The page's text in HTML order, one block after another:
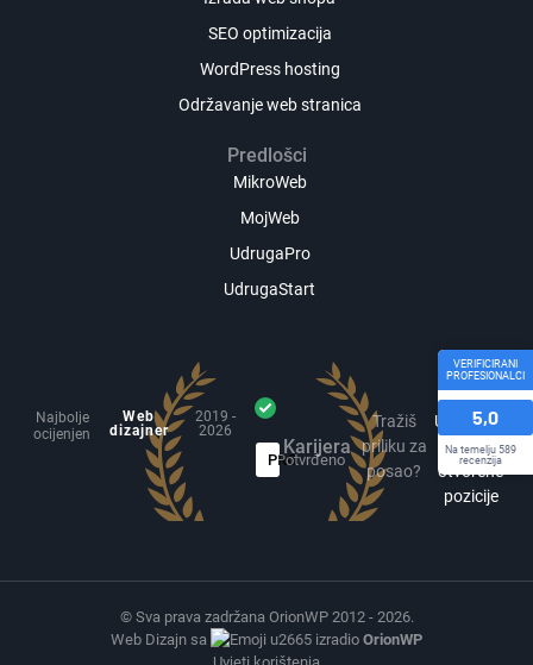
SEO optimizacija
WordPress hosting
Održavanje web stranica
Predlošci
MikroWeb
MojWeb
UdrugaPro
UdrugaStart
Najbolje
ocijenjen
Web
dizajner
2019 -
2026
PRO
Potvrđeno
Karijera
Tražiš
priliku za
posao?
Uskoro će
biti
otvorene
pozicije
© Sva prava zadržana OrionWP 2012 - 2026.
Web Dizajn sa
izradio OrionWP
VERIFICIRANI
PROFESIONALCI
5,0
Na temelju 589
recenzija